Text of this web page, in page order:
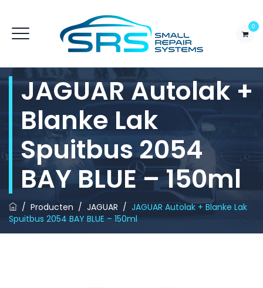
0
JAGUAR Autolak +
Blanke Lak
Spuitbus 2054
BAY BLUE – 150ml
/ Producten / JAGUAR / JAGUAR Autolak + Blanke Lak
Spuitbus 2054 BAY BLUE – 150ml